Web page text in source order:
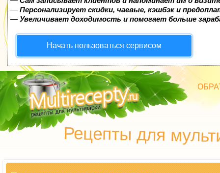
— Персонализирует скидки, чаевые, кэшбэк и
— Увеличивает доходимость и помогает больше
Начать пользоваться сервисом
Рецепты для